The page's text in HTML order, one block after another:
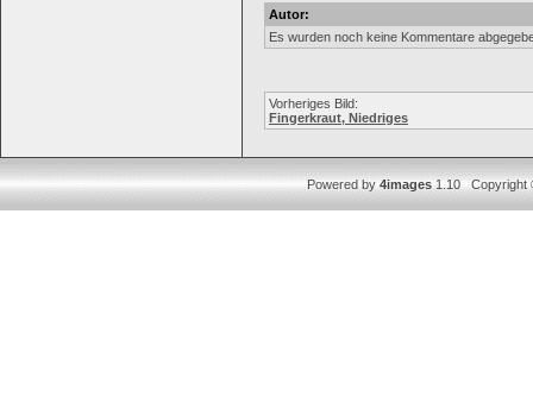
Autor:
Es wurden noch keine Kommentare
Vorheriges Bild:
Fingerkraut, Niedriges
Powered by4images1.10 Copyright